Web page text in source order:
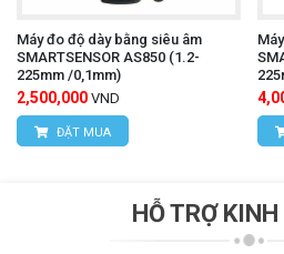
Máy đo độ dày bằng siêu âm
SMARTSENSOR AS850 (1.2-
225mm /0,1mm)
2,500,000 VND
ĐẶT MUA
HỖ TRỢ